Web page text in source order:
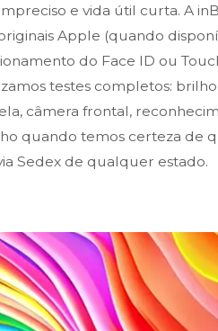
e vida útil curta. A
Apple (quando
do Face ID ou
testes completos:
câmera frontal,
quando temos certeza de
Sedex de qualquer estado.